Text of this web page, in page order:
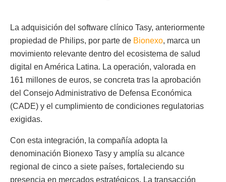
La adquisición del software clínico Tasy, anteriormente
propiedad de Philips, por parte de Bionexo, marca un
movimiento relevante dentro del ecosistema de salud
digital en América Latina. La operación, valorada en
161 millones de euros, se concreta tras la aprobación
del Consejo Administrativo de Defensa Económica
(CADE) y el cumplimiento de condiciones regulatorias
exigidas.
Con esta integración, la compañía adopta la
denominación Bionexo Tasy y amplía su alcance
regional de cinco a siete países, fortaleciendo su
presencia en mercados estratégicos. La transacción